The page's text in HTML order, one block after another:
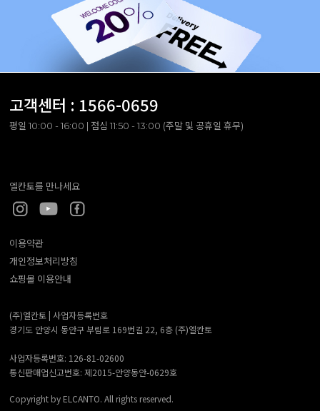
고객센터 : 1566-0659
평일 10:00 - 16:00 | 점심 11:50 - 13:00 (주말 및 공휴일 휴무)
엘칸토를 만나세요
이용약관
개인정보처리방침
쇼핑몰 이용안내
(주)엘칸토 | 사업자등록번호
경기도 안양시 동안구 부림로 169번길 22, 6층 (주)엘칸토
사업자등록번호: 126-81-02600
통신판매업신고번호: 제2015-안양동안-0629호
Copyright by ELCANTO. All rights reserved.